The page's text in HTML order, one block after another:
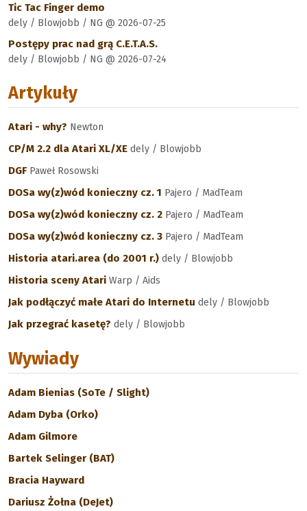
Tic Tac Finger demo
dely / Blowjobb / NG @ 2026-07-25
Postępy prac nad grą C.E.T.A.S.
dely / Blowjobb / NG @ 2026-07-24
Artykuły
Atari - why? Newton
CP/M 2.2 dla Atari XL/XE dely / Blowjobb
DGF Paweł Rosowski
DOSa wy(z)wód konieczny cz. 1 Pajero / MadTeam
DOSa wy(z)wód konieczny cz. 2 Pajero / MadTeam
DOSa wy(z)wód konieczny cz. 3 Pajero / MadTeam
Historia atari.area (do 2001 r.) dely / Blowjobb
Historia sceny Atari Warp / Aids
Jak podłączyć małe Atari do Internetu dely / Blowjobb
Jak przegrać kasetę? dely / Blowjobb
Wywiady
Adam Bienias (SoTe / Slight)
Adam Dyba (Orko)
Adam Gilmore
Bartek Selinger (BAT)
Bracia Hayward
Dariusz Żołna (DeJet)